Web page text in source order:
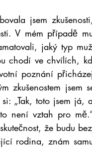
jsem
V mém případě
jaký typ
chodí ve chvílích,
poznání
zkušenostem jsem
„Tak, toto jsem já,
není vztah pro
že budu
rodina, znám